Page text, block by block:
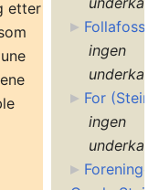
etter
Follafoss
ingen
For
ingen
Foreningen